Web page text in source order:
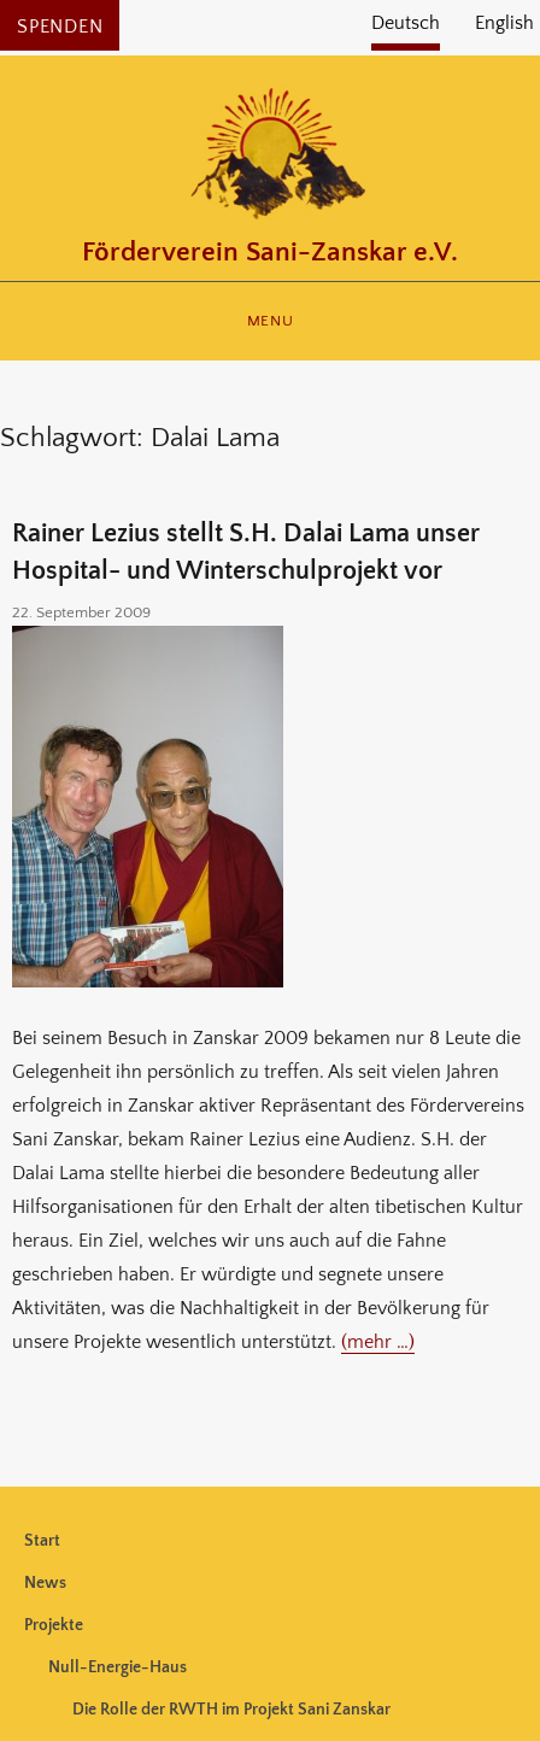
SPENDEN Deutsch English
Förderverein Sani-Zanskar e.V.
MENU
Schlagwort: Dalai Lama
Rainer Lezius stellt S.H. Dalai Lama unser
Hospital- und Winterschulprojekt vor
22. September 2009
Bei seinem Besuch in Zanskar 2009 bekamen nur 8 Leute die
Gelegenheit ihn persönlich zu treffen. Als seit vielen Jahren
erfolgreich in Zanskar aktiver Repräsentant des Fördervereins
Sani Zanskar, bekam Rainer Lezius eine Audienz. S.H. der
Dalai Lama stellte hierbei die besondere Bedeutung aller
Hilfsorganisationen für den Erhalt der alten tibetischen Kultur
heraus. Ein Ziel, welches wir uns auch auf die Fahne
geschrieben haben. Er würdigte und segnete unsere
Aktivitäten, was die Nachhaltigkeit in der Bevölkerung für
unsere Projekte wesentlich unterstützt. (mehr …)
Start
News
Projekte
Null-Energie-Haus
Die Rolle der RWTH im Projekt Sani Zanskar